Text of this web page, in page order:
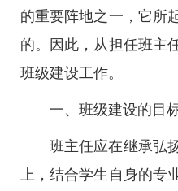
的重要阵地之一，它所
的。因此，从担任班主
班级建设工作。
一、班级建设的目
班主任应在继承弘
上，结合学生自身的专